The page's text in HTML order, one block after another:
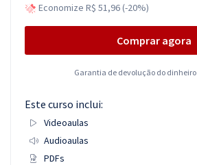
Economize R$ 51,96 (-20%)
Comprar agora
Garantia de devolução do dinheiro
Este curso inclui:
Videoaulas
Audioaulas
PDFs